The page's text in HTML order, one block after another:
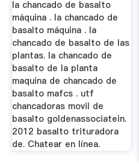
la chancado de basalto
máquina . la chancado de
basalto máquina . la
chancado de basalto de las
plantas. la chancado de
basalto de la planta
maquina de chancado de
basalto mafcs . utf
chancadoras movil de
basalto goldenassociatein.
2012 basalto trituradora
de. Chatear en línea.